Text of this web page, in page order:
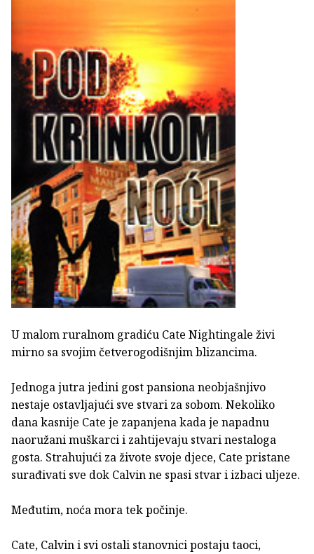
U malom ruralnom gradiću Cate Nightingale živi
mirno sa svojim četverogodišnjim blizancima.
Jednoga jutra jedini gost pansiona neobjašnjivo
nestaje ostavljajući sve stvari za sobom. Nekoliko
dana kasnije Cate je zapanjena kada je napadnu
naoružani muškarci i zahtijevaju stvari nestaloga
gosta. Strahujući za živote svoje djece, Cate pristane
surađivati sve dok Calvin ne spasi stvar i izbaci uljeze.
Međutim, noća mora tek počinje.
Cate, Calvin i svi ostali stanovnici postaju taoci,